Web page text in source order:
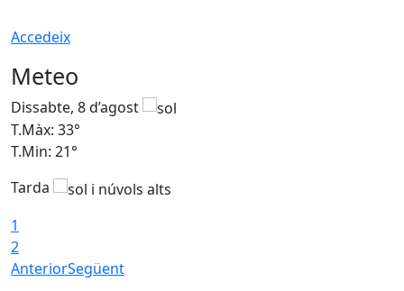
Accedeix
Meteo
Dissabte, 8 d’agost
T.Màx: 33°
T.Min: 21°
Tarda
1
2
AnteriorSegüent